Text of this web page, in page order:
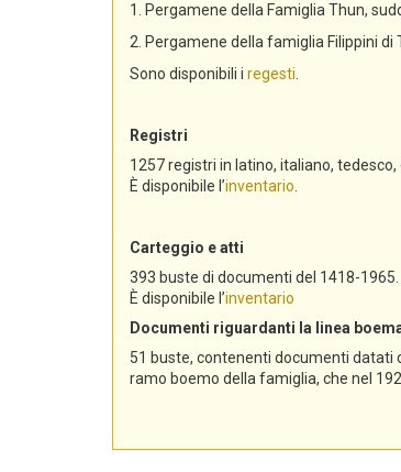
1. Pergamene della Famiglia Thun,
2. Pergamene della famiglia Filippini di
Sono disponibili i regesti
Registri
1257 registri in latino, italiano, tedesco,
È disponibile l’inventario
Carteggio e atti
393 buste di documenti del 1418-1965.
È disponibile l’inventario
Documenti riguardanti la linea
51 buste, contenenti documenti datati
ramo boemo della famiglia, che nel